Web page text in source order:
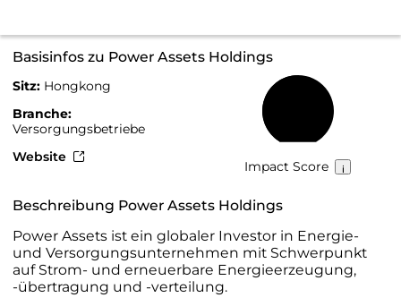
Basisinfos zu Power Assets Holdings
Sitz: Hongkong
Branche:
Versorgungsbetriebe
Website
Impact Score
Beschreibung Power Assets Holdings
Power Assets ist ein globaler Investor in Energie-
und Versorgungsunternehmen mit Schwerpunkt
auf Strom- und erneuerbare Energieerzeugung,
-übertragung und -verteilung.